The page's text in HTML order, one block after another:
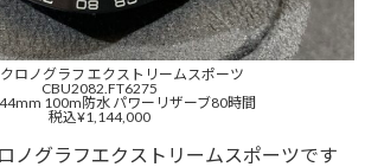
ロノグラフ エクストリームスポーツ
CBU2082.FT6275
100m防水 パワーリザーブ80時間
税込¥1,144,000
ノグラフエクストリームスポーツです